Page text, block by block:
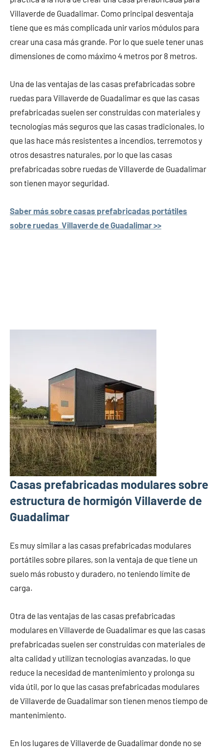
Villaverde de Guadalimar. Como principal desventaja
tiene que es más complicada unir varios módulos para
crear una casa más grande. Por lo que suele tener unas
dimensiones de como máximo 4 metros por 8 metros.
Una de las ventajas de las casas prefabricadas sobre
ruedas para Villaverde de Guadalimar es que las casas
prefabricadas suelen ser construidas con materiales y
tecnologías más seguros que las casas tradicionales, lo
que las hace más resistentes a incendios, terremotos y
otros desastres naturales, por lo que las casas
prefabricadas sobre ruedas de Villaverde de Guadalimar
son tienen mayor seguridad.
Saber más sobre casas prefabricadas portátiles
sobre ruedas Villaverde de Guadalimar >>
Casas prefabricadas modulares sobre
estructura de hormigón Villaverde de
Guadalimar
Es muy similar a las casas prefabricadas modulares
portátiles sobre pilares, son la ventaja de que tiene un
suelo más robusto y duradero, no teniendo límite de
carga.
Otra de las ventajas de las casas prefabricadas
modulares en Villaverde de Guadalimar es que las casas
prefabricadas suelen ser construidas con materiales de
alta calidad y utilizan tecnologías avanzadas, lo que
reduce la necesidad de mantenimiento y prolonga su
vida útil, por lo que las casas prefabricadas modulares
de Villaverde de Guadalimar son tienen menos tiempo de
mantenimiento.
En los lugares de Villaverde de Guadalimar donde no se